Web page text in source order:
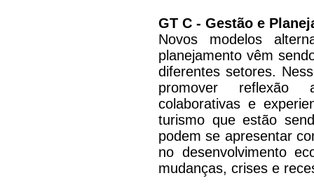
GT C - Gestão e
Novos modelos
planejamento vêm
diferentes setores.
promover reflexão
colaborativas e
turismo que estão
podem se apresentar
no desenvolvimento
mudanças, crises e